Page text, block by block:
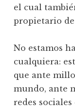
el cual
propietario de
No estamos
cualquiera:
que ante
mundo, ante
redes